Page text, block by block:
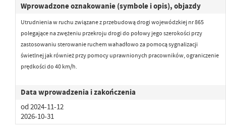
Wprowadzone oznakowanie (symbole i opis), objazdy
Utrudnienia w ruchu związane z przebudową drogi wojewódzkiej nr 865
polegające na zwężeniu przekroju drogido połowy jego szerokości przy
zastosowaniu sterowanie ruchem wahadłowo za pomocą sygnalizacji
świetlnej jak również przy pomocy uprawnionych pracowników,ograniczenie
prędkości do 40 km/h.
Data wprowadzenia i zakończenia
od 2024-11-12
2026-10-31